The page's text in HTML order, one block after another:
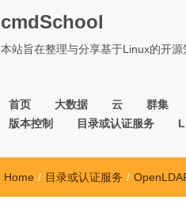
cmdSchool
本站旨在整理与分享基于Linux的开
首页 大数据 云 群集
版本控制
目录或认证服务
Home / 目录或认证服务 /